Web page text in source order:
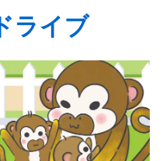
ドライブ